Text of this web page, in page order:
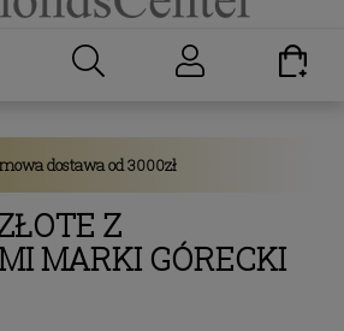
dostawa od 3000zł
Z
MARKI GÓRECKI